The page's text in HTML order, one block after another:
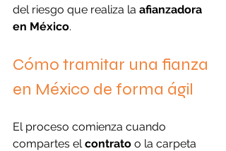
del riesgo que realiza la afianzadora
en México.
Cómo tramitar una fianza
en México de forma ágil
El proceso comienza cuando
compartes el contrato o la carpeta